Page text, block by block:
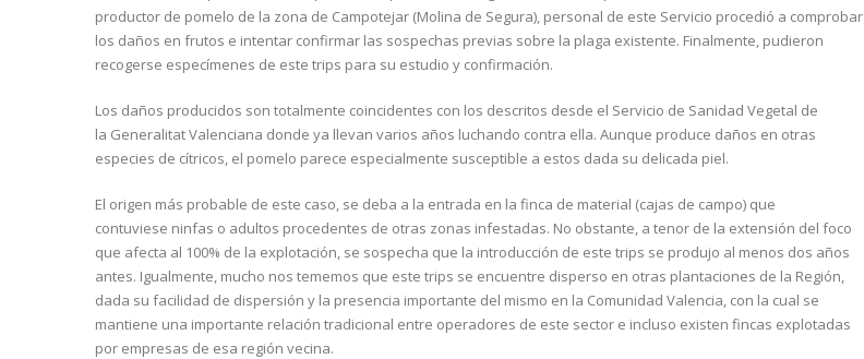
productor de pomelo de la zona de Campotejar (Molina de Segura), personal de este Servicio procedió a comprobar
los daños en frutos e intentar confirmar las sospechas previas sobre la plaga existente. Finalmente, pudieron
recogerse especímenes de este trips para su estudio y confirmación.
Los daños producidos son totalmente coincidentes con los descritos desde el Servicio de Sanidad Vegetal de
la Generalitat Valenciana donde ya llevan varios años luchando contra ella. Aunque produce daños en otras
especies de cítricos, el pomelo parece especialmente susceptible a estos dada su delicada piel.
El origen más probable de este caso, se deba a la entrada en la finca de material (cajas de campo) que
contuviese ninfas o adultos procedentes de otras zonas infestadas. No obstante, a tenor de la extensión del foco
que afecta al 100% de la explotación, se sospecha que la introducción de este trips se produjo al menos dos años
antes. Igualmente, mucho nos tememos que este trips se encuentre disperso en otras plantaciones de la Región,
dada su facilidad de dispersión y la presencia importante del mismo en la Comunidad Valencia, con la cual se
mantiene una importante relación tradicional entre operadores de este sector e incluso existen fincas explotadas
por empresas de esa región vecina.